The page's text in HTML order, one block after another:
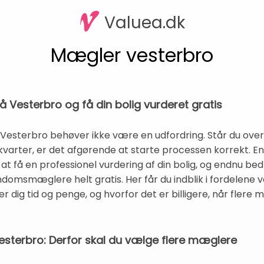
Valuea.dk
Mægler vesterbro
Vesterbro og få din bolig vurderet gratis
behøver ikke være en udfordring. Står du
er det afgørende at starte processen korrekt.
få en professionel vurdering af din bolig, og endnu
helt gratis. Her får du indblik i fordelene
dig tid og penge, og hvorfor det er billigere, når
Derfor skal du vælge flere mæglere